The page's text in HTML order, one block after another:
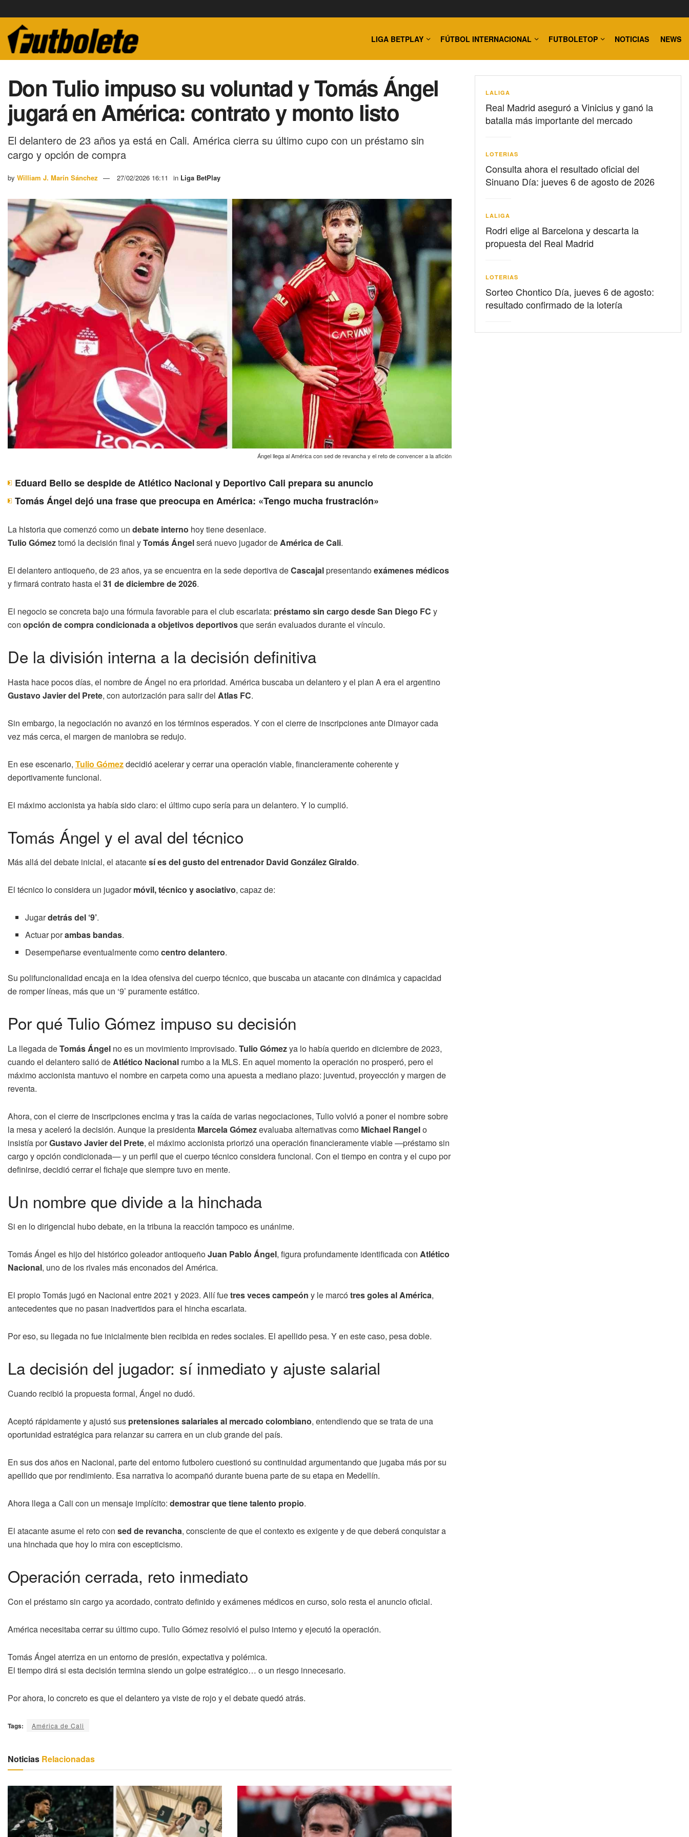
LIGA BETPLAY FÚTBOL INTERNACIONAL FUTBOLETOP NOTICIAS NEWS
Don Tulio impuso su voluntad y Tomás Ángel
jugará en América: contrato y monto listo
El delantero de 23 años ya está en Cali. América cierra su último cupo con un préstamo sin
cargo y opción de compra
by William J. Marín Sánchez 27/02/2026 16:11 in Liga BetPlay
Ángel llega al América con sed de revancha y el reto de convencer a la afición
Eduard Bello se despide de Atlético Nacional y Deportivo Cali prepara su anuncio
Tomás Ángel dejó una frase que preocupa en América: «Tengo mucha frustración»
La historia que comenzó como un debate interno hoy tiene desenlace.
Tulio Gómeztomó la decisión final yTomás Ángelserá nuevo jugador deAmérica de Cali.
El delantero antioqueño, de 23 años, ya se encuentra en la sede deportiva deCascajalpresentandoexámenes médicos
y firmará contrato hasta el 31 de diciembre de 2026.
El negocio se concreta bajo una fórmula favorable para el club escarlata: préstamo sin cargo desde San Diego FC y
con opción de compra condicionada a objetivos deportivosque serán evaluados durante el vínculo.
De la división interna a la decisión definitiva
Hasta hace pocos días, el nombre de Ángel no era prioridad. América buscaba un delantero y el plan A era el argentino
Gustavo Javier del Prete, con autorización para salir del Atlas FC.
Sin embargo, la negociación no avanzó en los términos esperados. Y con el cierre de inscripciones ante Dimayor cada
vez más cerca, el margen de maniobra se redujo.
En ese escenario, Tulio Gómezdecidió acelerar y cerrar una operación viable, financieramente coherente y
deportivamente funcional.
El máximo accionista ya había sido claro: el último cupo sería para un delantero. Y lo cumplió.
Tomás Ángel y el aval del técnico
Más allá del debate inicial, el atacantesí es del gusto del entrenador David González Giraldo.
El técnico lo considera un jugadormóvil, técnico y asociativo, capaz de:
Jugardetrás del ‘9’.
Actuar porambas bandas.
Desempeñarse eventualmente comocentro delantero.
Su polifuncionalidad encaja en la idea ofensiva del cuerpo técnico, que buscaba un atacante con dinámica y capacidad
de romper líneas, más que un ‘9’ puramente estático.
Por qué Tulio Gómez impuso su decisión
La llegada deTomás Ángel no es un movimiento improvisado. Tulio Gómezya lo había querido en diciembre de 2023,
cuando el delantero salió deAtlético Nacional rumbo a la MLS. En aquel momento la operación no prosperó, pero el
máximo accionista mantuvo el nombre en carpeta como una apuesta a mediano plazo: juventud, proyección y margen de
reventa.
Ahora, con el cierre de inscripciones encima y tras la caída de varias negociaciones, Tulio volvió a poner el nombre sobre
la mesa y aceleró la decisión. Aunque la presidenta Marcela Gómezevaluaba alternativas como Michael Rangelo
insistía porGustavo Javier del Prete, el máximo accionista priorizó una operación financieramente viable —préstamo sin
cargo y opción condicionada— y un perfil que el cuerpo técnico considera funcional. Con el tiempo en contra y el cupo por
definirse, decidió cerrar el fichaje que siempre tuvo en mente.
Un nombre que divide a la hinchada
Si en lo dirigencial hubo debate, en la tribuna la reacción tampoco es unánime.
Tomás Ángel es hijo del histórico goleador antioqueñoJuan Pablo Ángel, figura profundamente identificada con Atlético
Nacional, uno de los rivales más enconados del América.
El propio Tomás jugó en Nacional entre 2021 y 2023. Allí fuetres veces campeón y le marcótres goles al América,
antecedentes que no pasan inadvertidos para el hincha escarlata.
Por eso, su llegada no fue inicialmente bien recibida en redes sociales. El apellido pesa. Y en este caso, pesa doble.
La decisión del jugador: sí inmediato y ajuste salarial
Cuando recibió la propuesta formal, Ángel no dudó.
Aceptó rápidamente y ajustó sus pretensiones salariales al mercado colombiano, entendiendo que se trata de una
oportunidad estratégica para relanzar su carrera en un club grande del país.
En sus dos años en Nacional, parte del entorno futbolero cuestionó su continuidad argumentando que jugaba más por su
apellido que por rendimiento. Esa narrativa lo acompañó durante buena parte de su etapa en Medellín.
Ahora llega a Cali con un mensaje implícito: demostrar que tiene talento propio.
El atacante asume el reto con sed de revancha, consciente de que el contexto es exigente y de que deberá conquistar a
una hinchada que hoy lo mira con escepticismo.
Operación cerrada, reto inmediato
Con el préstamo sin cargo ya acordado, contrato definido y exámenes médicos en curso, solo resta el anuncio oficial.
América necesitaba cerrar su último cupo. Tulio Gómez resolvió el pulso interno y ejecutó la operación.
Tomás Ángel aterriza en un entorno de presión, expectativa y polémica.
El tiempo dirá si esta decisión termina siendo un golpe estratégico… o un riesgo innecesario.
Por ahora, lo concreto es que el delantero ya viste de rojo y el debate quedó atrás.
Tags: América de Cali
Noticias Relacionadas
LALIGA
Real Madrid aseguró a Vinicius y ganó la
batalla más importante del mercado
LOTERIAS
Consulta ahora el resultado oficial del
Sinuano Día: jueves 6 de agosto de 2026
LALIGA
Rodri elige al Barcelona y descarta la
propuesta del Real Madrid
LOTERIAS
Sorteo Chontico Día, jueves 6 de agosto:
resultado confirmado de la lotería